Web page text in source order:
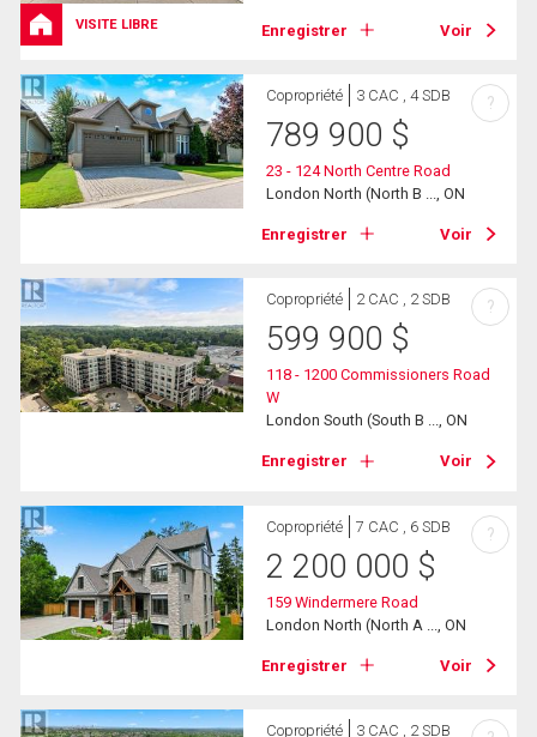
VISITE LIBRE Enregistrer Voir
Copropriété 3 CAC , 4 SDB
789 900 $
23 - 124 North Centre Road
London North (North B ..., ON
Enregistrer Voir
?
Copropriété 2 CAC , 2 SDB
599 900 $
118 - 1200 Commissioners Road
W
London South (South B ..., ON
Enregistrer Voir
?
Copropriété 7 CAC , 6 SDB
2 200 000 $
159 Windermere Road
London North (North A ..., ON
Enregistrer Voir
?
Copropriété 3 CAC , 2 SDB